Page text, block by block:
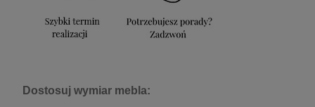
Dostosuj wymiar mebla: